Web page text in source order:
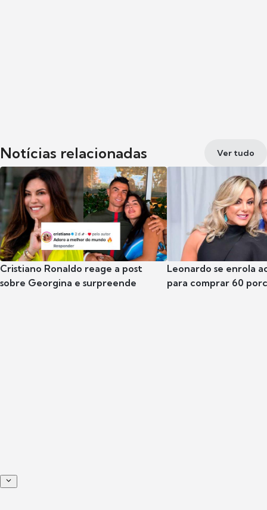
Notícias relacionadas Ver tudo
Cristiano Ronaldo reage a post
sobre Georgina e surpreende
Leonardo se enrola
para comprar 60